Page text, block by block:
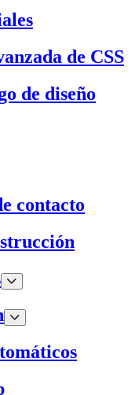
de CSS
de diseño
contacto